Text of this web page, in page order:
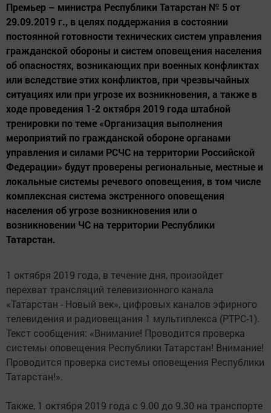
Премьер – министра Республики Татарстан № 5 от
29.09.2019 г., в целях поддержания в состоянии
постоянной готовности технических систем управления
гражданской обороны и систем оповещения населения
об опасностях, возникающих при военных конфликтах
или вследствие этих конфликтов, при чрезвычайных
ситуациях или при угрозе их возникновения, а также в
ходе проведения 1-2 октября 2019 года штабной
тренировки по теме «Организация выполнения
мероприятий по гражданской обороне органами
управления и силами РСЧС на территории Российской
Федерации» будут проверены региональные, местные и
локальные системы речевого оповещения, в том числе
комплексная система экстренного оповещения
населения об угрозе возникновения или о
возникновении ЧС на территории Республики
Татарстан.
1 октября 2019 года, в течение дня, произойдет
перехват трансляций телевизионного канала
«Татарстан - Новый век», цифровых каналов эфирного
телевидения и радиовещания 1 мультиплекса (РТРС-1).
Текст сообщения: «Внимание! Проводится проверка
системы оповещения Республики Татарстан! Внимание!
Проводится проверка системы оповещения Республики
Татарстан!».
Также, 1 октября 2019 года с 9.00 до 9.30 на транспорте